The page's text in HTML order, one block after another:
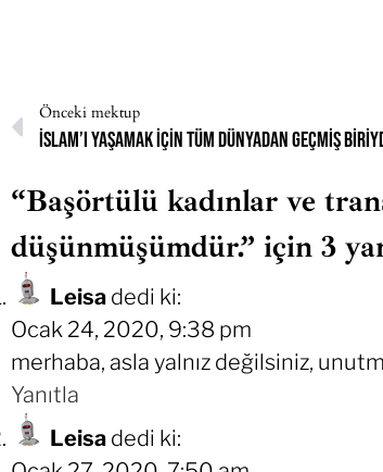
Önceki mektup
İslam’ı yaşamak için tüm dünyadan geçmiş
“Başörtülü kadınlar ve
düşünmüşümdür.” için 3
Leisa dedi ki:
Ocak 24, 2020, 9:38 pm
merhaba, asla yalnız değilsiniz,
Yanıtla
Leisa dedi ki: